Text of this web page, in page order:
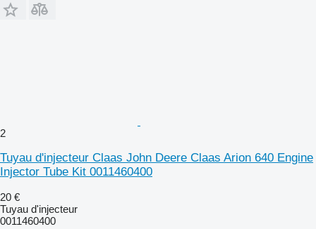
2
Tuyau d'injecteur Claas John Deere Claas Arion 640 Engine
Injector Tube Kit 0011460400
20 €
Tuyau d'injecteur
0011460400